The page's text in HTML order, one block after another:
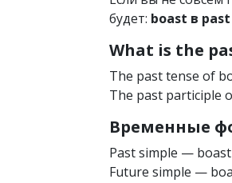
будет: boast в
What is the
The past tense of
The past participle
Временные
Past simple —
Future simple —